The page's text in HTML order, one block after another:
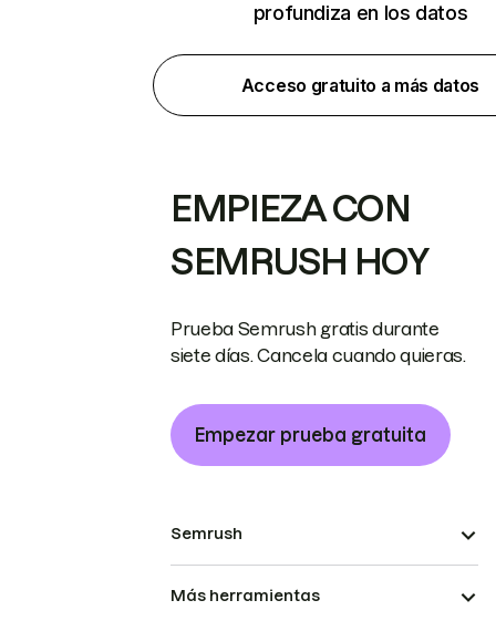
profundiza en los datos
Acceso gratuito a más datos
EMPIEZA CON
SEMRUSH HOY
Prueba Semrush gratis durante
siete días. Cancela cuando quieras.
Empezar prueba gratuita
Semrush
Más herramientas